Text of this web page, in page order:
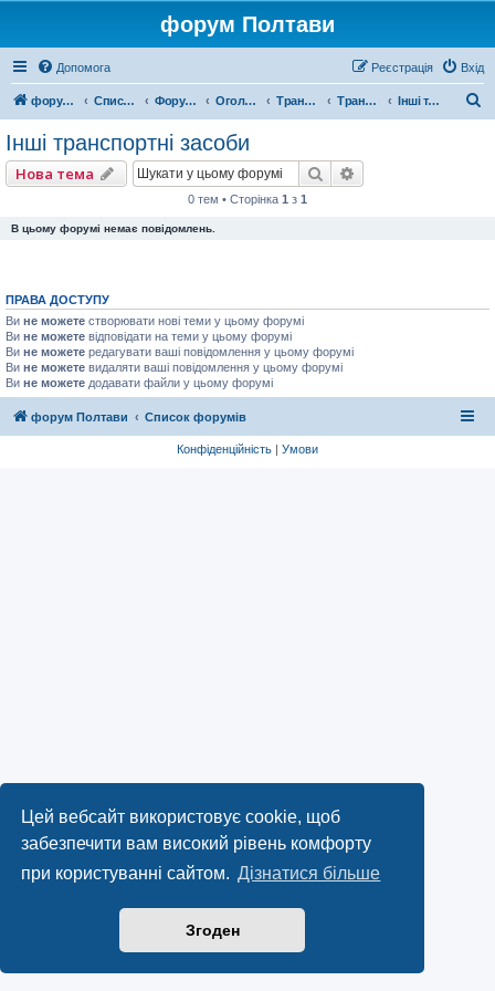
Цей вебсайт використовує cookie, щоб
забезпечити вам високий рівень комфорту
при користуванні сайтом. Дізнатися більше
Згоден
форум Полтави
Допомога Вхід
Реєстрація
форум Полтави Список форумів Форум міста Полтава Оголошення міста Полтава Транспорт СТО Транспортні засоби Інші транспортні засоби
Інші транспортні засоби
Нова тема Пошук
0 тем • Сторінка 1 з 1
В цьому форумі немає повідомлень.
ПРАВА ДОСТУПУ
Ви не можете створювати нові теми у цьому форумі
Ви не можете відповідати на теми у цьому форумі
Ви не можете редагувати ваші повідомлення у цьому форумі
Ви не можете видаляти ваші повідомлення у цьому форумі
Ви не можете додавати файли у цьому форумі
форум Полтави Список форумів
Конфіденційність | Умови